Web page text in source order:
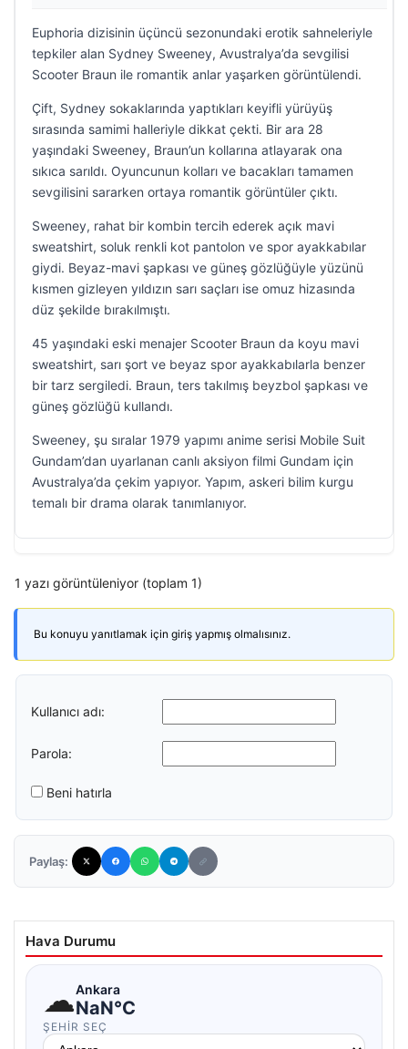
Euphoria dizisinin üçüncü sezonundaki erotik sahneleriyle
tepkiler alan Sydney Sweeney, Avustralya’da sevgilisi
Scooter Braun ile romantik anlar yaşarken görüntülendi.
Çift, Sydney sokaklarında yaptıkları keyifli yürüyüş
sırasında samimi halleriyle dikkat çekti. Bir ara 28
yaşındaki Sweeney, Braun’un kollarına atlayarak ona
sıkıca sarıldı. Oyuncunun kolları ve bacakları tamamen
sevgilisini sararken ortaya romantik görüntüler çıktı.
Sweeney, rahat bir kombin tercih ederek açık mavi
sweatshirt, soluk renkli kot pantolon ve spor ayakkabılar
giydi. Beyaz-mavi şapkası ve güneş gözlüğüyle yüzünü
kısmen gizleyen yıldızın sarı saçları ise omuz hizasında
düz şekilde bırakılmıştı.
45 yaşındaki eski menajer Scooter Braun da koyu mavi
sweatshirt, sarı şort ve beyaz spor ayakkabılarla benzer
bir tarz sergiledi. Braun, ters takılmış beyzbol şapkası ve
güneş gözlüğü kullandı.
Sweeney, şu sıralar 1979 yapımı anime serisi Mobile Suit
Gundam’dan uyarlanan canlı aksiyon filmi Gundam için
Avustralya’da çekim yapıyor. Yapım, askeri bilim kurgu
temalı bir drama olarak tanımlanıyor.
1 yazı görüntüleniyor (toplam 1)
Bu konuyu yanıtlamak için giriş yapmış olmalısınız.
Kullanıcı adı:
Parola:
Beni hatırla
Paylaş:
Hava Durumu
☁Ankara
NaN°C
ŞEHIR SEÇ